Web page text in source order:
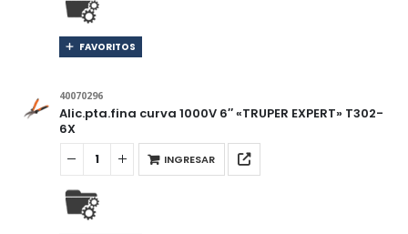
FAVORITOS
40070296
Alic.pta.fina curva 1000V 6″ «TRUPER EXPERT» T302-
6X
INGRESAR